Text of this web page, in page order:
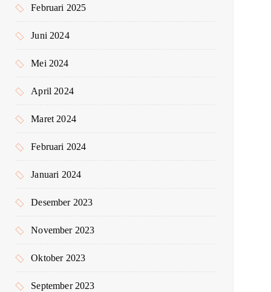
Februari 2025
Juni 2024
Mei 2024
April 2024
Maret 2024
Februari 2024
Januari 2024
Desember 2023
November 2023
Oktober 2023
September 2023